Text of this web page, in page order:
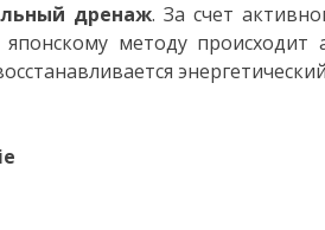
дренаж. За счет
методу происходит